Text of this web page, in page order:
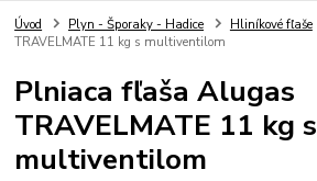
Úvod Plyn - Šporaky - Hadice Hliníkové fľaše
TRAVELMATE 11 kg s multiventilom
Plniaca fľaša Alugas
TRAVELMATE 11 kg s
multiventilom